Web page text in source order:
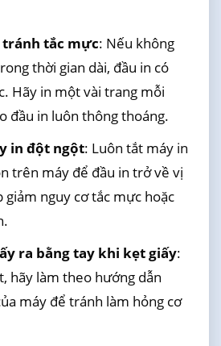
tắc mực: Nếu không
thời gian dài, đầu in có
Hãy in một vài trang mỗi
đầu in luôn thông thoáng.
in đột ngột: Luôn tắt máy in
trên máy để đầu in trở về vị
giảm nguy cơ tắc mực hoặc
ra bằng tay khi kẹt giấy:
hãy làm theo hướng dẫn
máy để tránh làm hỏng cơ